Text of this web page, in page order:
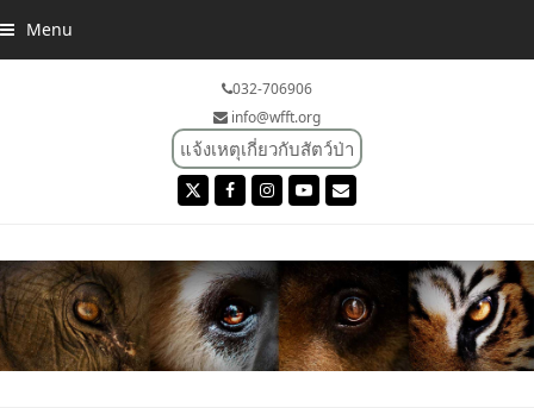
Menu
032-706906
info@wfft.org
แจ้งเหตุเกี่ยวกับสัตว์ป่า
TwitterFacebookInstagram
YouTube
Email